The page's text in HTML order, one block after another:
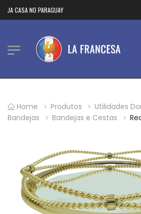
CASA NO PARAGUAY
Home Produtos
Utilidades
Bandejas
Bandejas e Cestas